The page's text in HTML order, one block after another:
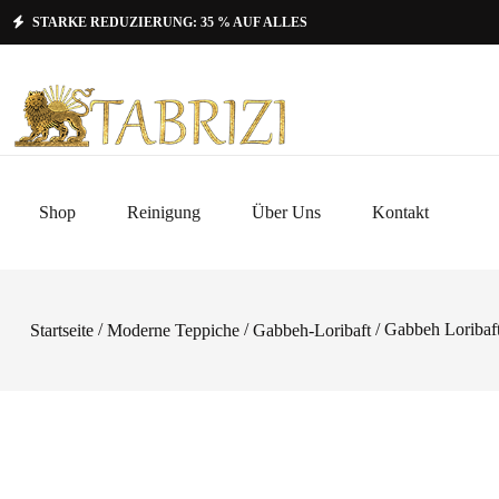
STARKE REDUZIERUNG: 35 % AUF ALLES
Shop Reinigung Über Uns Kontakt
Startseite /Moderne Teppiche /Gabbeh-Loribaft / Gabbeh